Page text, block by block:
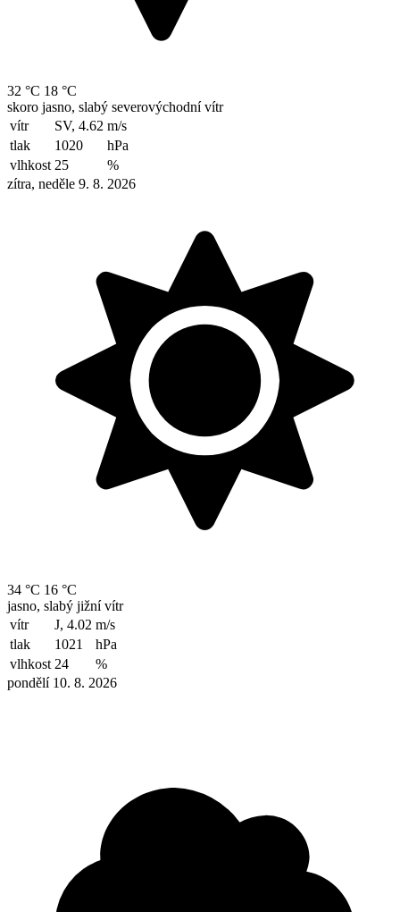
32 °C 18 °C
skoro jasno, slabý severovýchodní vítr
vítr
SV, 4.62 m/s
tlak
1020
hPa
vlhkost 25
%
zítra, neděle 9. 8. 2026
34 °C 16 °C
jasno, slabý jižní vítr
vítr
J, 4.02 m/s
tlak
1021
hPa
vlhkost 24
%
pondělí 10. 8. 2026